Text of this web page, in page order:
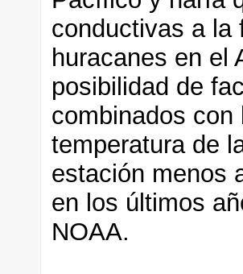
conductivas a la
huracanes en el
posibilidad de
combinados
temperatura de
estación menos
en los últimos
NOAA.